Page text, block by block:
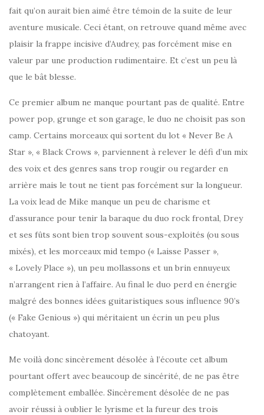
fait qu’on aurait bien aimé être témoin de la suite de leur
aventure musicale. Ceci étant, on retrouve quand même avec
plaisir la frappe incisive d’Audrey, pas forcément mise en
valeur par une production rudimentaire. Et c’est un peu là
que le bât blesse.
Ce premier album ne manque pourtant pas de qualité. Entre
power pop, grunge et son garage, le duo ne choisit pas son
camp. Certains morceaux qui sortent du lot « Never Be A
Star », « Black Crows », parviennent à relever le défi d’un mix
des voix et des genres sans trop rougir ou regarder en
arrière mais le tout ne tient pas forcément sur la longueur.
La voix lead de Mike manque un peu de charisme et
d’assurance pour tenir la baraque du duo rock frontal, Drey
et ses fûts sont bien trop souvent sous-exploités (ou sous
mixés), et les morceaux mid tempo (« Laisse Passer »,
« Lovely Place »), un peu mollassons et un brin ennuyeux
n’arrangent rien à l’affaire. Au final le duo perd en énergie
malgré des bonnes idées guitaristiques sous influence 90’s
(« Fake Genious ») qui méritaient un écrin un peu plus
chatoyant.
Me voilà donc sincèrement désolée à l’écoute cet album
pourtant offert avec beaucoup de sincérité, de ne pas être
complètement emballée. Sincèrement désolée de ne pas
avoir réussi à oublier le lyrisme et la fureur des trois